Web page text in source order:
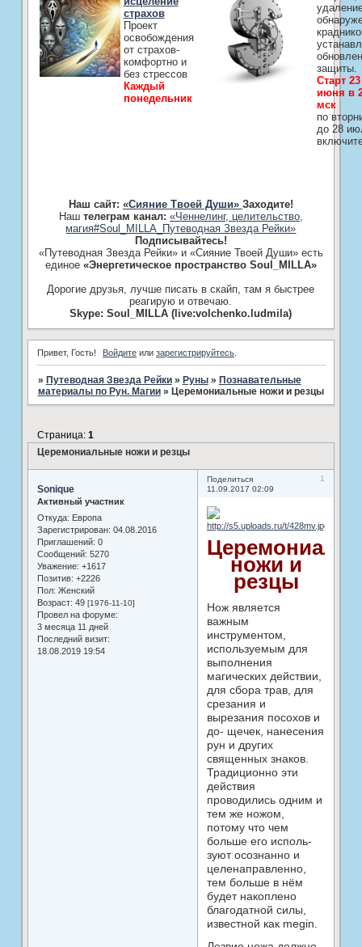
страхов
Проект
освобождения
от страхов-
комфортно и
без стрессов
Каждый
понедельник
защиты.
Старт 23
июня в
мск
по
до 28
Наш сайт: «Сияние Твоей Души» Заходите!
Наш телеграм канал: «Ченнелинг, целительство,
магия#Soul_MILLA_Путеводная Звезда Рейки»
Подписывайтесь!
«Путеводная Звезда Рейки» и «Сияние Твоей Души» есть
единое «Энергетическое пространство Soul_MILLA»
Дорогие друзья, лучше писать в скайп, там я быстрее
реагирую и отвечаю.
Skype: Soul_MILLA (live:volchenko.ludmila)
Привет, Гость! Войдите илизарегистрируйтесь
» Путеводная Звезда Рейки » ­Руны » Познавательные
материалы по Рун. Магии » Церемониальные ножи и резцы
Церемониальные ножи и резцы
Страница: 1
Поделиться
1
11.09.2017 02:09
Sonique
Активный участник
Откуда: Европа
Зарегистрирован: 04.08.2016
Приглашений: 0
Сообщений: 5270
Уважение: +1617
Позитив: +2226
Пол: Женский
Возраст: 49 [1976-11-10]
Провел на форуме:
3 месяца 11 дней
Последний визит:
18.08.2019 19:54
ножи и
резцы
Нож является
важным
инструментом,
исполь­зуемым для
выполнения
магических действии,
для сбора трав, для
срезания и
вырезания посохов и
до- щечек, нанесения
рун и других
священных знаков.
Традиционно эти
действия
проводились одним и
тем же ножом,
потому что чем
больше его исполь­
зуют осознанно и
целенаправленно,
тем больше в нём
будет накоплено
благодатной силы,
извест­ной как megin.